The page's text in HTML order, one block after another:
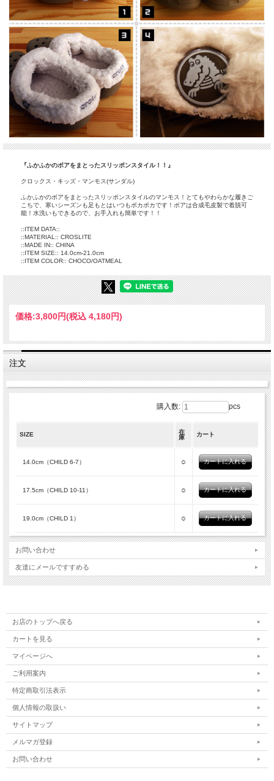
『ふかふかのボアをまとったスリッポンスタイル！！』
クロックス・キッズ・マンモス(サンダル)
ふかふかのボアをまとったスリッポンスタイルのマンモス！とてもやわらかな履きご
こちで、寒いシーズンも足もとはいつもポカポカです！ボアは合成毛皮製で着脱可
能！水洗いもできるので、お手入れも簡単です！！
::ITEM DATA::
::MATERIAL:: CROSLITE
::MADE IN:: CHINA
::ITEM SIZE:: 14.0cm-21.0cm
::ITEM COLOR:: CHOCO/OATMEAL
価格:3,800円(税込 4,180円)
注文
購入数: pcs
SIZE
在
庫
カート
14.0cm（CHILD 6-7） ○
17.5cm（CHILD 10-11） ○
19.0cm（CHILD 1） ○
お問い合わせ
友達にメールですすめる
お店のトップへ戻る
カートを見る
マイページへ
ご利用案内
特定商取引法表示
個人情報の取扱い
サイトマップ
メルマガ登録
お問い合わせ